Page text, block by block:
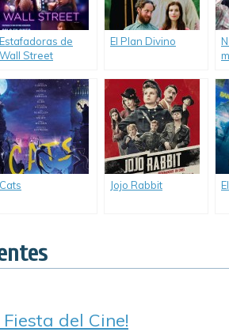
Estafadoras de
Wall Street
El Plan Divino
Cats Jojo Rabbit
Fiesta del Cine!